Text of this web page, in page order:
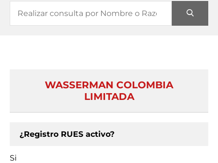
WASSERMAN COLOMBIA
LIMITADA
¿Registro RUES activo?
Si